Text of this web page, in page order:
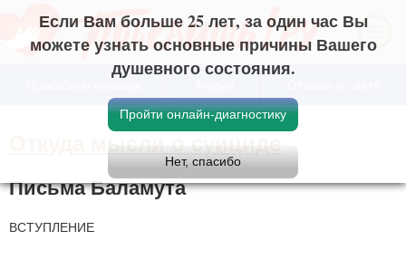
Если Вам больше 25 лет, за один час Вы
можете узнать основные причины Вашего
душевного состояния.
Откуда мысли о суициде
Письма Баламута
ВСТУПЛЕНИЕ